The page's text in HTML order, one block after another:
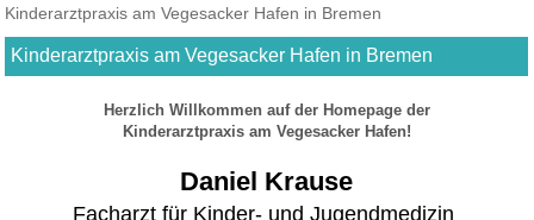
Kinderarztpraxis am Vegesacker Hafen in Bremen
Kinderarztpraxis am Vegesacker Hafen in Bremen
Herzlich Willkommen auf der Homepage der
Kinderarztpraxis am Vegesacker Hafen!
Daniel Krause
Facharzt für Kinder- und Jugendmedizin